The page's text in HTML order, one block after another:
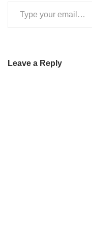
Leave a Reply